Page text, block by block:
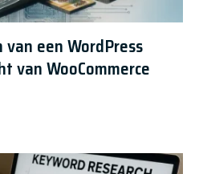
een WordPress
van WooCommerce